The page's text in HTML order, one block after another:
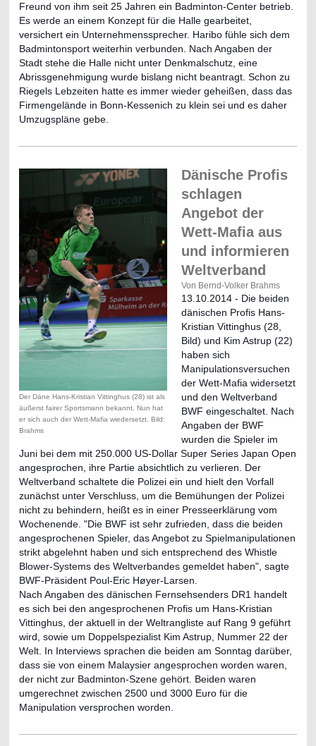
Freund von ihm seit 25 Jahren ein Badminton-Center betrieb.
Es werde an einem Konzept für die Halle gearbeitet,
versichert ein Unternehmenssprecher. Haribo fühle sich dem
Badmintonsport weiterhin verbunden. Nach Angaben der
Stadt stehe die Halle nicht unter Denkmalschutz, eine
Abrissgenehmigung wurde bislang nicht beantragt. Schon zu
Riegels Lebzeiten hatte es immer wieder geheißen, dass das
Firmengelände in Bonn-Kessenich zu klein sei und es daher
Umzugspläne gebe.
Der Däne Hans-Kristian Vittinghus (28) ist als
äußerst fairer Sportsmann bekannt. Nun hat
er sich auch der Wett-Mafia wiedersetzt. Bild:
Brahms
Dänische Profis
schlagen
Angebot der
Wett-Mafia aus
und informieren
Weltverband
Von Bernd-Volker Brahms
13.10.2014 - Die beiden
dänischen Profis Hans-
Kristian Vittinghus (28,
Bild) und Kim Astrup (22)
haben sich
Manipulationsversuchen
der Wett-Mafia widersetzt
und den Weltverband
BWF eingeschaltet. Nach
Angaben der BWF
wurden die Spieler im
Juni bei dem mit 250.000 US-Dollar Super Series Japan Open
angesprochen, ihre Partie absichtlich zu verlieren. Der
Weltverband schaltete die Polizei ein und hielt den Vorfall
zunächst unter Verschluss, um die Bemühungen der Polizei
nicht zu behindern, heißt es in einer Presseerklärung vom
Wochenende. "Die BWF ist sehr zufrieden, dass die beiden
angesprochenen Spieler, das Angebot zu Spielmanipulationen
strikt abgelehnt haben und sich entsprechend des Whistle
Blower-Systems des Weltverbandes gemeldet haben", sagte
BWF-Präsident Poul-Eric Høyer-Larsen.
Nach Angaben des dänischen Fernsehsenders DR1 handelt
es sich bei den angesprochenen Profis um Hans-Kristian
Vittinghus, der aktuell in der Weltrangliste auf Rang 9 geführt
wird, sowie um Doppelspezialist Kim Astrup, Nummer 22 der
Welt. In Interviews sprachen die beiden am Sonntag darüber,
dass sie von einem Malaysier angesprochen worden waren,
der nicht zur Badminton-Szene gehört. Beiden waren
umgerechnet zwischen 2500 und 3000 Euro für die
Manipulation versprochen worden.